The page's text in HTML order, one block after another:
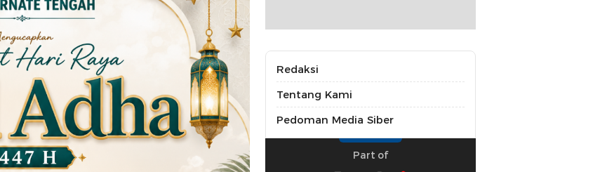
Redaksi
Tentang Kami
Pedoman Media Siber
Part of